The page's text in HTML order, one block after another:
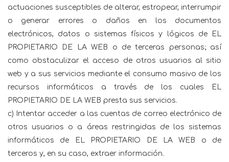
actuaciones susceptibles de alterar, estropear, interrumpir
o generar errores o daños en los documentos
electrónicos, datos o sistemas físicos y lógicos de EL
PROPIETARIO DE LA WEB o de terceras personas; así
como obstaculizar el acceso de otros usuarios al sitio
web y a sus servicios mediante el consumo masivo de los
recursos informáticos a través de los cuales EL
PROPIETARIO DE LA WEB presta sus servicios.
c) Intentar acceder a las cuentas de correo electrónico de
otros usuarios o a áreas restringidas de los sistemas
informáticos de EL PROPIETARIO DE LA WEB o de
terceros y, en su caso, extraer información.